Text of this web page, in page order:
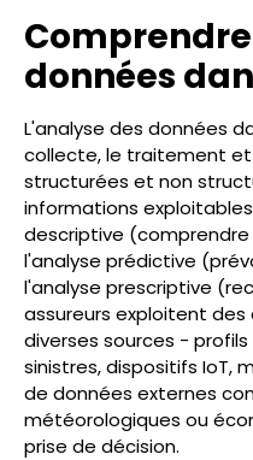
données
L'analyse des données
collecte, le traitement
structurées et non
informations
descriptive
l'analyse prédictive
l'analyse prescriptive
assureurs exploitent
diverses sources -
sinistres, dispositifs IoT,
de données externes
météorologiques ou
prise de décision.